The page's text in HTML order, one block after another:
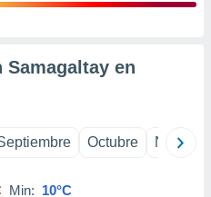
Samagaltay en
Octubre
Min: 10°C